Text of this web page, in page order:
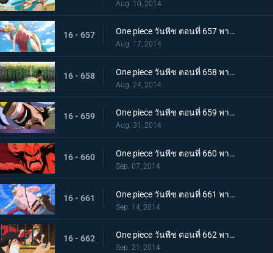
Aug. 10, 2014
16 - 657 One piece วันพีช ตอนที่ 657 พากย์ไทย นักสู้จอมโหด! โลแกน ปะทะ รีเบคก้า
Aug. 17, 2014
16 - 658 One piece วันพีช ตอนที่ 658 พากย์ไทย ตกตะลึง! ร่างที่แท้จริงของทหารของเล่น!
Aug. 24, 2014
16 - 659 One piece วันพีช ตอนที่ 659 พากย์ไทย อดีตอันน่าขนลุก! ความลับของเดรสโรซ่า
Aug. 31, 2014
16 - 660 One piece วันพีช ตอนที่ 660 พากย์ไทย ฝันร้าย! คืนแห่งโศกนาฏกรรมของเดรสโรซ่า
Sep. 07, 2014
16 - 661 One piece วันพีช ตอนที่ 661 พากย์ไทย การตัดสินระหว่างเทพโจรสลัด ลอว์ ปะทะ โดฟลามิงโก้
Sep. 14, 2014
16 - 662 One piece วันพีช ตอนที่ 662 พากย์ไทย สองผู้ยิ่งใหญ่มาเจอกัน! หมวกฟาง กับ ปีศาจสวรรค์
Sep. 21, 2014